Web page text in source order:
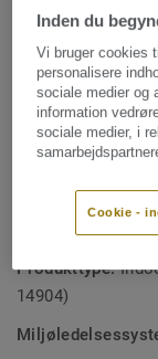
for slid, ridser og
vores unikke xf²
holdbarhed,
vedligeholdelse.
Høj ydeevne
Ekstremt
Nem lægning
Optimal
TEKNISKE
Produkttype:
14904)
Inden du
Vi bruger cookies
personalisere
sociale medier og
information
sociale medier, i
Cookie -